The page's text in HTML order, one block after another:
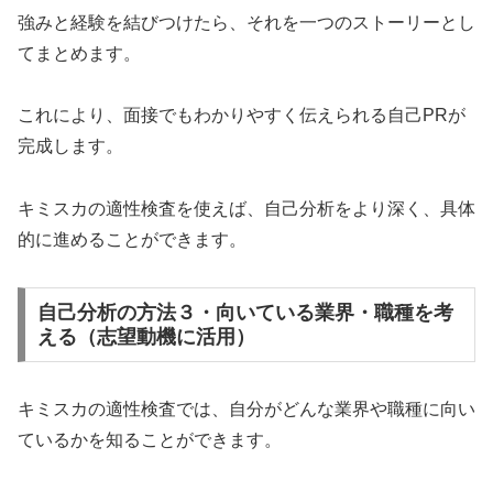
強みと経験を結びつけたら、それを一つのストーリーとし
てまとめます。
これにより、面接でもわかりやすく伝えられる自己PRが
完成します。
キミスカの適性検査を使えば、自己分析をより深く、具体
的に進めることができます。
自己分析の方法３・向いている業界・職種を考
える（志望動機に活用）
キミスカの適性検査では、自分がどんな業界や職種に向い
ているかを知ることができます。